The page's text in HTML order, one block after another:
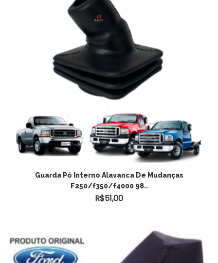
ADICIONAR AO CARRINHO
Guarda Pó Interno Alavanca De Mudanças
F250/f350/f4000 98..
R$51,00